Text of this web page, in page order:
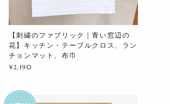
【刺繍のファブリック｜青い窓辺の
花】キッチン・テーブルクロス、ラン
チョンマット、布巾
¥2,190